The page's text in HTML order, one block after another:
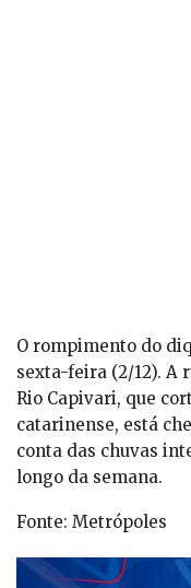
O rompimento do
sexta-feira (2/12). A
Rio Capivari, que
catarinense, está
conta das chuvas
longo da semana.
Fonte: Metrópoles